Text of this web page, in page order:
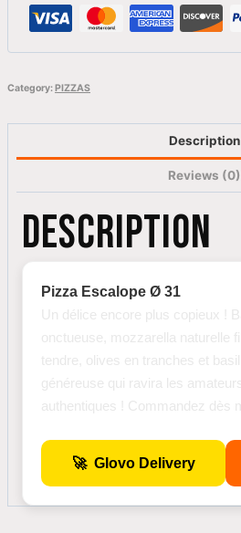
Category:PIZZAS
Description
Reviews (0)
DESCRIPTION
Pizza Escalope Ø 31
🚀 Glovo Delivery